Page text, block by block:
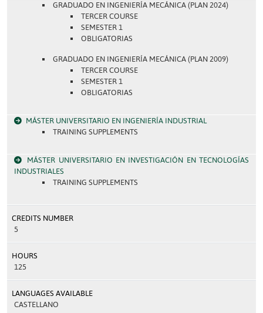
GRADUADO EN INGENIERÍA MECÁNICA (PLAN 2024)
TERCER COURSE
SEMESTER 1
OBLIGATORIAS
GRADUADO EN INGENIERÍA MECÁNICA (PLAN 2009)
TERCER COURSE
SEMESTER 1
OBLIGATORIAS
MÁSTER UNIVERSITARIO EN INGENIERÍA INDUSTRIAL
TRAINING SUPPLEMENTS
MÁSTER UNIVERSITARIO EN INVESTIGACIÓN EN TECNOLOGÍAS
INDUSTRIALES
TRAINING SUPPLEMENTS
CREDITS NUMBER
5
HOURS
125
LANGUAGES AVAILABLE
CASTELLANO